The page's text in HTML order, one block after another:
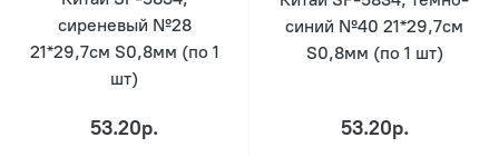
сиреневый №28
21*29,7см S0,8мм (по 1
шт)
53.20р.
синий №40 21*29,7см
S0,8мм (по 1 шт)
53.20р.